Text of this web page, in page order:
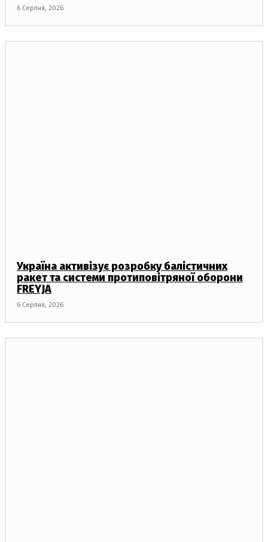
6 Серпня, 2026
Україна активізує розробку балістичних
ракет та системи протиповітряної оборони
FREYJA
6 Серпня, 2026